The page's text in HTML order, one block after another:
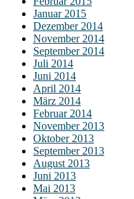
Januar 2015
Dezember 2014
November 2014
September 2014
Juli 2014
Juni 2014
April 2014
März 2014
Februar 2014
November 2013
Oktober 2013
September 2013
August 2013
Juni 2013
Mai 2013